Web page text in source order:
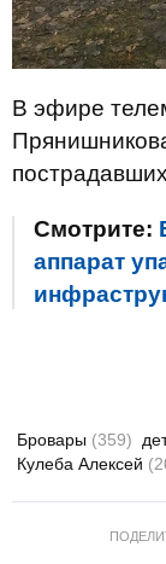
В эфире
Смотрите:
аппарат
Бровары (359)
Кулеба Алексей